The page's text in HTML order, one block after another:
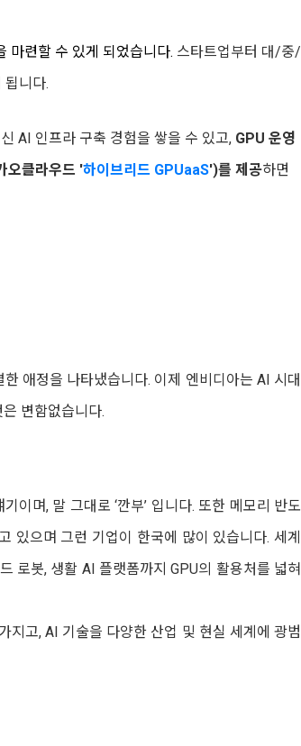
마련할 수 있게 되었습니다. 스타트업부터 대/중/
됩니다.
AI 인프라 구축 경험을 쌓을 수 있고, GPU 운영
오클라우드 '하이브리드 GPUaaS')를 제공하면
애정을 나타냈습니다. 이제 엔비디아는 AI 시대
변함없습니다.
이며, 말 그대로 ‘깐부’ 입니다. 또한 메모리 반도
있으며 그런 기업이 한국에 많이 있습니다. 세계
로봇, 생활 AI 플랫폼까지 GPU의 활용처를 넓혀
지고, AI 기술을 다양한 산업 및 현실 세계에 광범